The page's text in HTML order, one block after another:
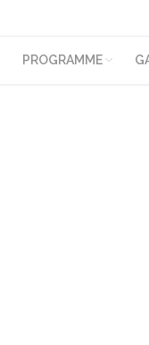
PROGRAMME